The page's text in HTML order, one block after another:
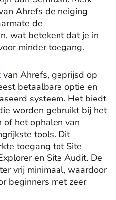
Ahrefs de neiging
de
wat betekent dat je in
minder toegang.
van Ahrefs, geprijsd op
betaalbare optie en
systeem. Het biedt
worden gebruikt bij het
of het ophalen van
tools. Dit
toegang tot Site
en Site Audit. De
vrij minimaal, waardoor
beginners met zeer